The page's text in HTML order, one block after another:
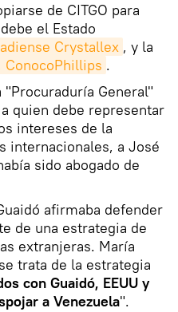
de CITGO para
el Estado
Crystallex , y la
.
General"
quien debe representar
intereses de la
internacionales, a José
sido abogado de
afirmaba defender
de una estrategia de
extranjeras. María
trata de la estrategia
con Guaidó, EEUU y
a Venezuela".